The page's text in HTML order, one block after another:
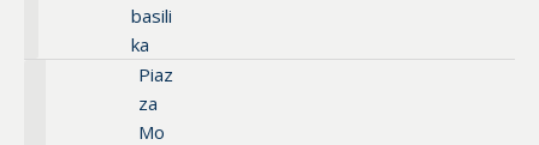
basili
ka
Piaz
za
Mo